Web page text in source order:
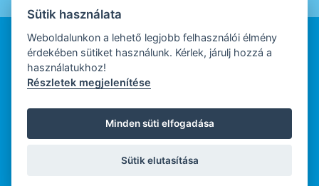
WEBDESIGN
WEBFEJLESZTŐ
Sütik használata
Weboldalunkon a lehető legjobb felhasználói élmény
érdekében sütiket használunk. Kérlek, járulj hozzá a
használatukhoz!
Részletek megjelenítése
Minden süti elfogadása
Sütik elutasítása